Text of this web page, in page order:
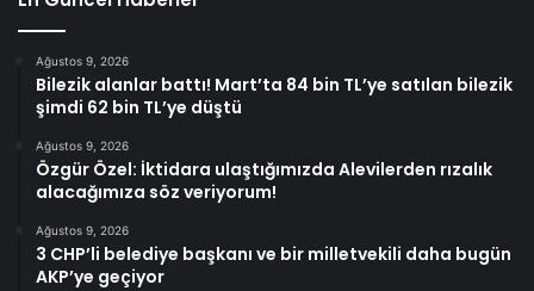
Ağustos 9, 2026
Bilezik alanlar battı! Mart’ta 84 bin TL’ye satılan bilezik
şimdi 62 bin TL’ye düştü
Ağustos 9, 2026
Özgür Özel: İktidara ulaştığımızda Alevilerden rızalık
alacağımıza söz veriyorum!
Ağustos 9, 2026
3 CHP’li belediye başkanı ve bir milletvekili daha bugün
AKP’ye geçiyor